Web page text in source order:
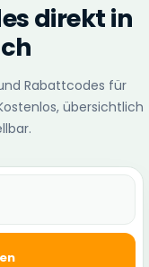
direkt in
Rabattcodes für
übersichtlich